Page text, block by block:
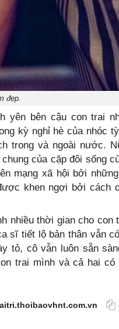
đẹp.
yên bên cậu con trai
kỳ nghỉ hè của nhóc
trong và ngoài nước.
của cặp đôi sống
mạng xã hội bởi
khen ngợi bởi cách
nhiều thời gian cho con
sĩ tiết lộ bản thân vẫn
tỏ, cô vẫn luôn sẵn
trai mình và cả hai có